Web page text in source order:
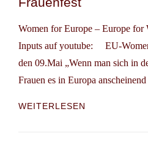
Women for Europe – Europe
Inputs auf youtube: EU-
den 09.Mai „Wenn man sich in
Frauen es in Europa
WEITERLESEN